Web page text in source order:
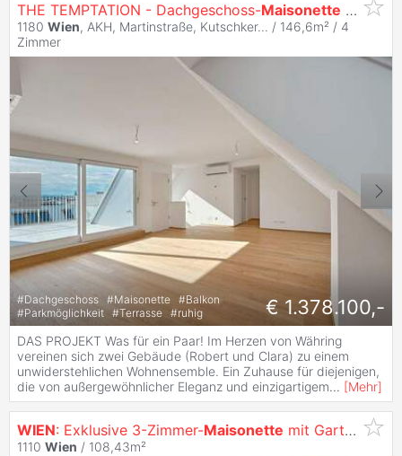
THE TEMPTATION - Dachgeschoss-Maisonette
1180 Wien, AKH, Martinstraße, Kutschker... / 146,6m² / 4
Zimmer
#Dachgeschoss #Maisonette #Balkon
#Parkmöglichkeit #Terrasse #ruhig € 1.378.100,-
DAS PROJEKT Was für ein Paar! Im Herzen von Währing
vereinen sich zwei Gebäude (Robert und Clara) zu einem
unwiderstehlichen Wohnensemble. Ein Zuhause für diejenigen,
die von außergewöhnlicher Eleganz und einzigartigem... [Mehr]
WIEN: Exklusive 3-Zimmer-Maisonette mit Garten, Balkon & eigenem Stellplatz
1110 Wien / 108,43m²